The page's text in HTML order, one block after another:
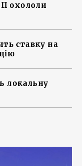
охололи
ставку на
локальну